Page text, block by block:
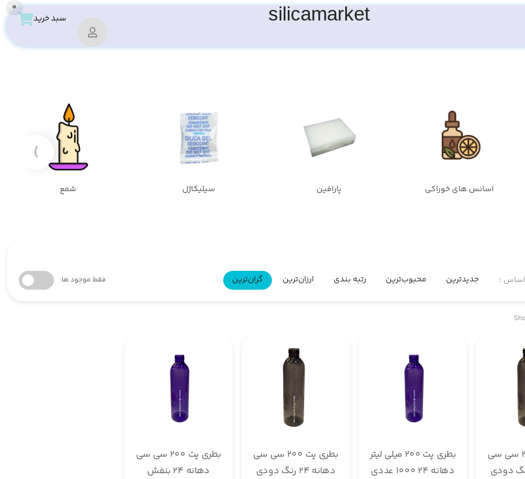
سبد خرید
0 silicamarket
اسانس های خوراکی پارافین سیلیکاژل شمع
›
اساس : جدیدترین محبوب‌ترین رتبه بندی ارزان‌ترین گران‌ترین فقط موجود ها:
بطری پت 200 سی سی
24 رنگ دودی
بطری پت 200 میلی لیتر
دهانه 24 1000 عددی
بطری پت 200 سی سی
دهانه 24 رنگ دودی
بطری پت 200 سی سی
دهانه 24 بنفش